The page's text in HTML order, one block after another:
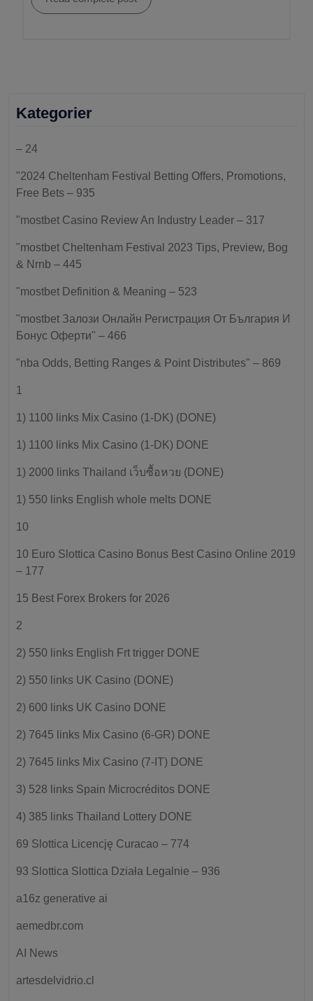
Kategorier
– 24
"2024 Cheltenham Festival Betting Offers, Promotions,
Free Bets – 935
"mostbet Casino Review An Industry Leader – 317
"mostbet Cheltenham Festival 2023 Tips, Preview, Bog
& Nrnb – 445
"mostbet Definition & Meaning – 523
"mostbet Залози Онлайн Регистрация От България И
Бонус Оферти" – 466
"nba Odds, Betting Ranges & Point Distributes" – 869
1
1) 1100 links Mix Casino (1-DK) (DONE)
1) 1100 links Mix Casino (1-DK) DONE
1) 2000 links Thailand เว็บซื้อหวย (DONE)
1) 550 links English whole melts DONE
10
10 Euro Slottica Casino Bonus Best Casino Online 2019
– 177
15 Best Forex Brokers for 2026
2
2) 550 links English Frt trigger DONE
2) 550 links UK Casino (DONE)
2) 600 links UK Casino DONE
2) 7645 links Mix Casino (6-GR) DONE
2) 7645 links Mix Casino (7-IT) DONE
3) 528 links Spain Microcréditos DONE
4) 385 links Thailand Lottery DONE
69 Slottica Licencję Curacao – 774
93 Slottica Slottica Działa Legalnie – 936
a16z generative ai
aemedbr.com
AI News
artesdelvidrio.cl